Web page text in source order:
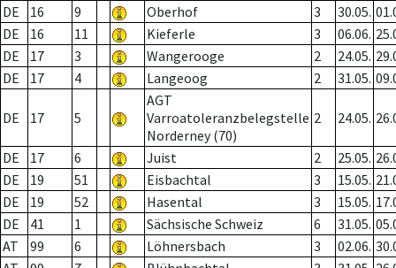
DE
16 9 Oberhof 3 30.05.
DE
16 11 Kieferle 3 06.06.
DE
17 3 Wangerooge 2 24.05.
DE
17 4 Langeoog 2 31.05.
DE 17 5
AGT
Varroatoleranzbelegstelle
Norderney (70)
2 24.05.
DE 17 6 Juist 2 25.05.
DE
19 51 Eisbachtal 3 15.05.
DE
19 52 Hasental 3 15.05.
DE
41 1 Sächsische Schweiz 6 31.05.
AT
99 6 Löhnersbach 3 02.06.